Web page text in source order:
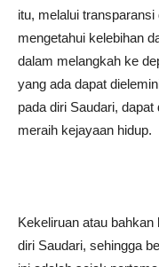
itu, melalui
mengetahui kelebihan
dalam melangkah ke
yang ada dapat
pada diri Saudari,
meraih kejayaan hidup.
Kekeliruan atau
diri Saudari, sehingga